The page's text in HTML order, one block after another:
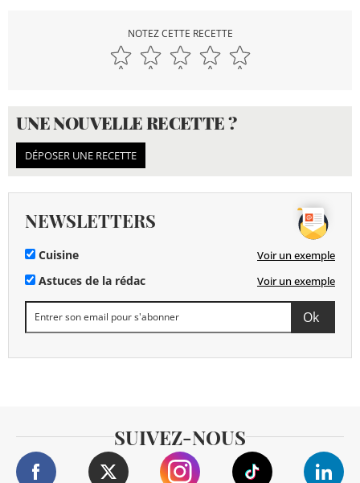
NOTEZ CETTE RECETTE
UNE NOUVELLE RECETTE ?
DÉPOSER UNE RECETTE
NEWSLETTERS
Cuisine Voir un exemple
Astuces de la rédac Voir un exemple
SUIVEZ-NOUS